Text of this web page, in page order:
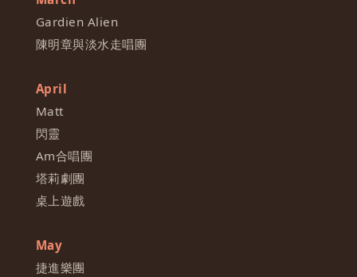
Gardien Alien
陳明章與淡水走唱團
April
Matt
閃靈
Am合唱團
塔莉劇團
桌上遊戲
May
捷進樂團